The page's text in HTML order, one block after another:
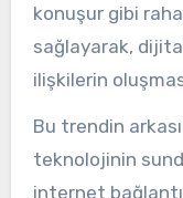
konuşur gibi
sağlayarak,
ilişkilerin
Bu trendin
teknolojinin
internet